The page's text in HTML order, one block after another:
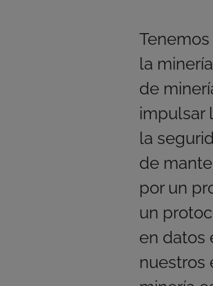
la
de
impulsar
la
de
por un
un
en datos
nuestros